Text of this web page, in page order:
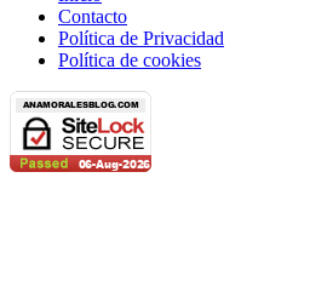
Contacto
Política de Privacidad
Política de cookies